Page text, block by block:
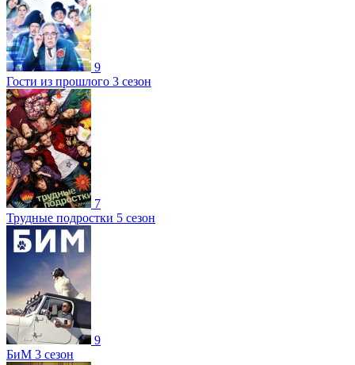
9
Гости из прошлого 3 сезон
7
Трудные подростки 5 сезон
9
БиМ 3 сезон